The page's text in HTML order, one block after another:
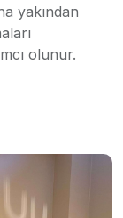
yakından
olunur.